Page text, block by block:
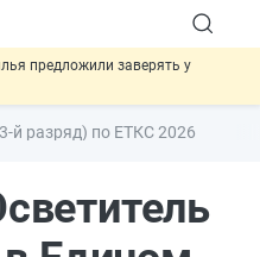
предложили заверять у
вступающие в силу сегодня
пропишут в ТК РФ
критерии трудовых и ГПХ-
й разряд) по ЕТКС 2026